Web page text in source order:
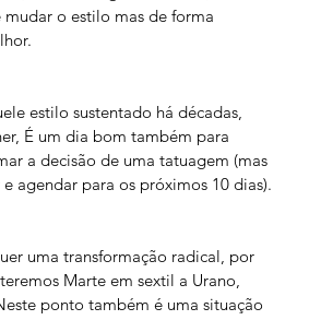
o estilo mas de forma
estilo sustentado há décadas,
É um dia bom também para
a decisão de uma tatuagem (mas
agendar para os próximos 10 dias).
uma transformação radical, por
Marte em sextil a Urano,
ponto também é uma situação